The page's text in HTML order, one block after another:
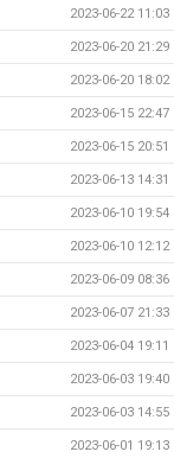
2023-06-22 11:03
2023-06-20 21:29
2023-06-20 18:02
2023-06-15 22:47
2023-06-15 20:51
2023-06-13 14:31
2023-06-10 19:54
2023-06-10 12:12
2023-06-09 08:36
2023-06-07 21:33
2023-06-04 19:11
2023-06-03 19:40
2023-06-03 14:55
2023-06-01 19:13